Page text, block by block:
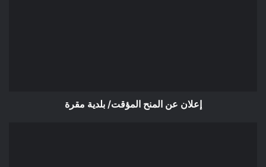
إعلان عن المنح المؤقت/ بلدية مقرة